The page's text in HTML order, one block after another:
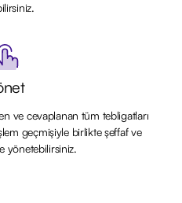
ve cevaplanan tüm tebligatları
geçmişiyle birlikte şeffaf ve
yönetebilirsiniz.